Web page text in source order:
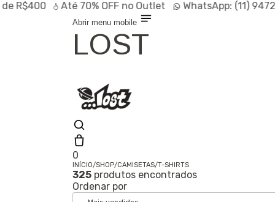
Até 70% OFFno Outlet WhatsApp:(11) 94728-
Abrir menu mobile
LOST
0
Olá, visitante
INÍCIO/SHOP/CAMISETAS/T-SHIRTS
325 produtos encontrados
Ordenar por